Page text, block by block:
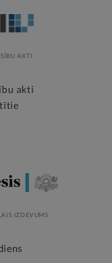
AKTI
akti
IZDEVUMS